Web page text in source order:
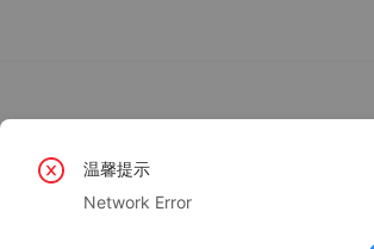
温馨提示
Network Error